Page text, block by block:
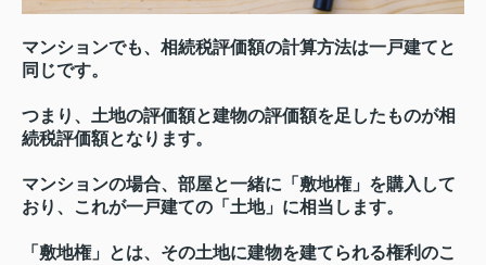
マンションでも、相続税評価額の計算方法は一戸建てと
同じです。
つまり、土地の評価額と建物の評価額を足したものが相
続税評価額となります。
マンションの場合、部屋と一緒に「敷地権」を購入して
おり、これが一戸建ての「土地」に相当します。
「敷地権」とは、その土地に建物を建てられる権利のこ